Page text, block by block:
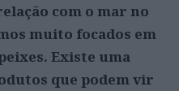
com o mar no
muito focados em
Existe uma
que podem vir